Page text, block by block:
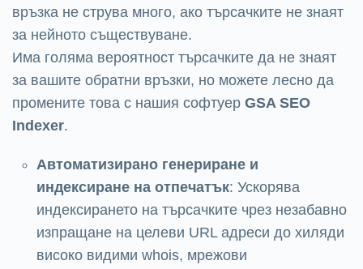
връзка не струва много, ако търсачките не знаят
за нейното съществуване.
Има голяма вероятност търсачките да не знаят
за вашите обратни връзки, но можете лесно да
промените това с нашия софтуер GSA SEO
Indexer.
Автоматизирано генериране и
индексиране на отпечатък: Ускорява
индексирането на търсачките чрез незабавно
изпращане на целеви URL адреси до хиляди
високо видими whois, мрежови